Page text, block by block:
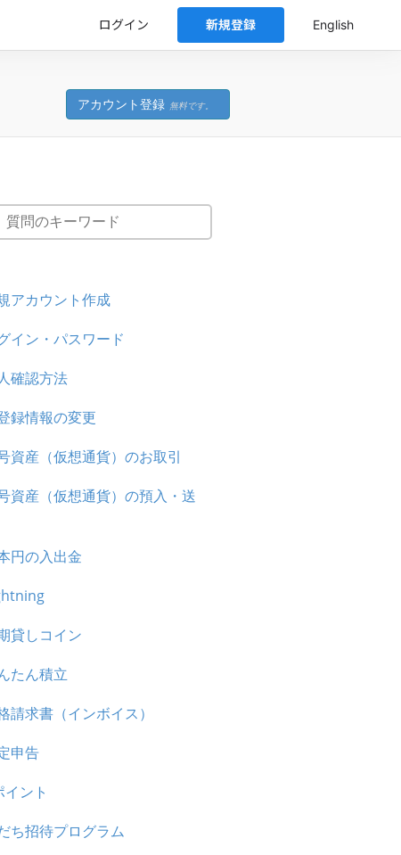
ログイン 新規登録 English
アカウント登録 無料です。
アカウント作成
イン・パスワード
確認方法
録情報の変更
資産（仮想通貨）のお取引
資産（仮想通貨）の預入・送
円の入出金
貸しコイン
たん積立
請求書（インボイス）
申告
イント
ち招待プログラム